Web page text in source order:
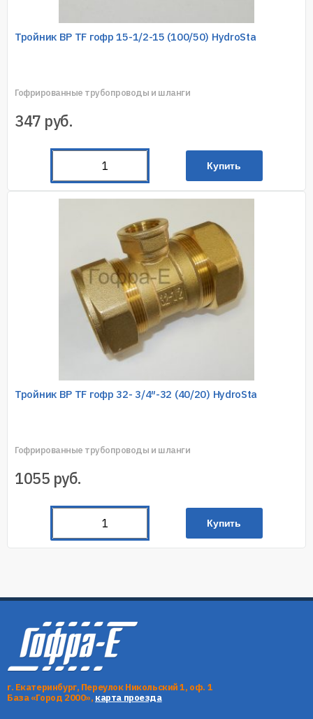
Тройник ВР TF гофр 15-1/2-15 (100/50) HydroSta
Гофрированные трубопроводы и шланги
347 руб.
Купить
Тройник ВР TF гофр 32- 3/4″-32 (40/20) HydroSta
Гофрированные трубопроводы и шланги
1055 руб.
Купить
г. Екатеринбург, Переулок Никольский 1, оф. 1
База «Город 2000», карта проезда